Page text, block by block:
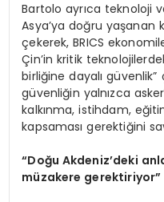
Bartolo ayrıca teknoloji
Asya’ya doğru yaşanan
çekerek, BRICS
Çin’in kritik
birliğine dayalı güvenlik”
güvenliğin yalnızca askerî
kalkınma, istihdam,
kapsaması gerektiğini
“Doğu Akdeniz’deki
müzakere gerektiriyor”